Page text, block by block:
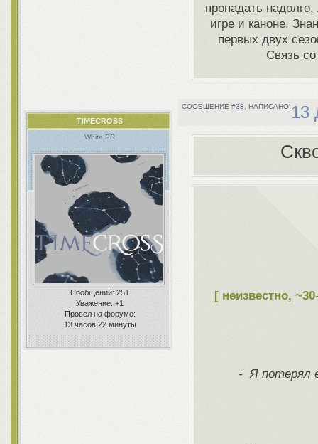
пропадать
игре и каноне.
первых двух
Связь
38 13
TIMECROSS
White PR
Сообщений: 251
Уважение: +1
Провел на форуме:
13 часов 22 минуты
[ неизвестно,
- Я потерял